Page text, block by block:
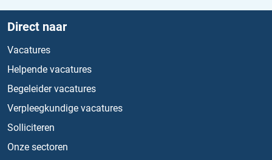
Direct naar
Vacatures
Helpende vacatures
Begeleider vacatures
Verpleegkundige vacatures
Solliciteren
Onze sectoren